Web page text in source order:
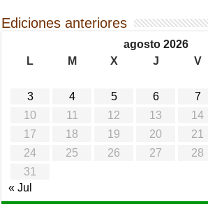
Ediciones anteriores
agosto 2026
L
M X J V
3
4 5 6 7
10
11 12 13 14
17
18 19 20 21
24
25 26 27 28
31
« Jul